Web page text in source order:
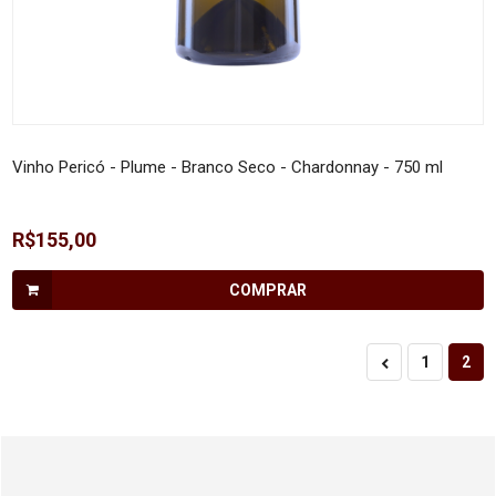
Vinho Pericó - Plume - Branco Seco - Chardonnay - 750 ml
R$155,00
COMPRAR
1 2